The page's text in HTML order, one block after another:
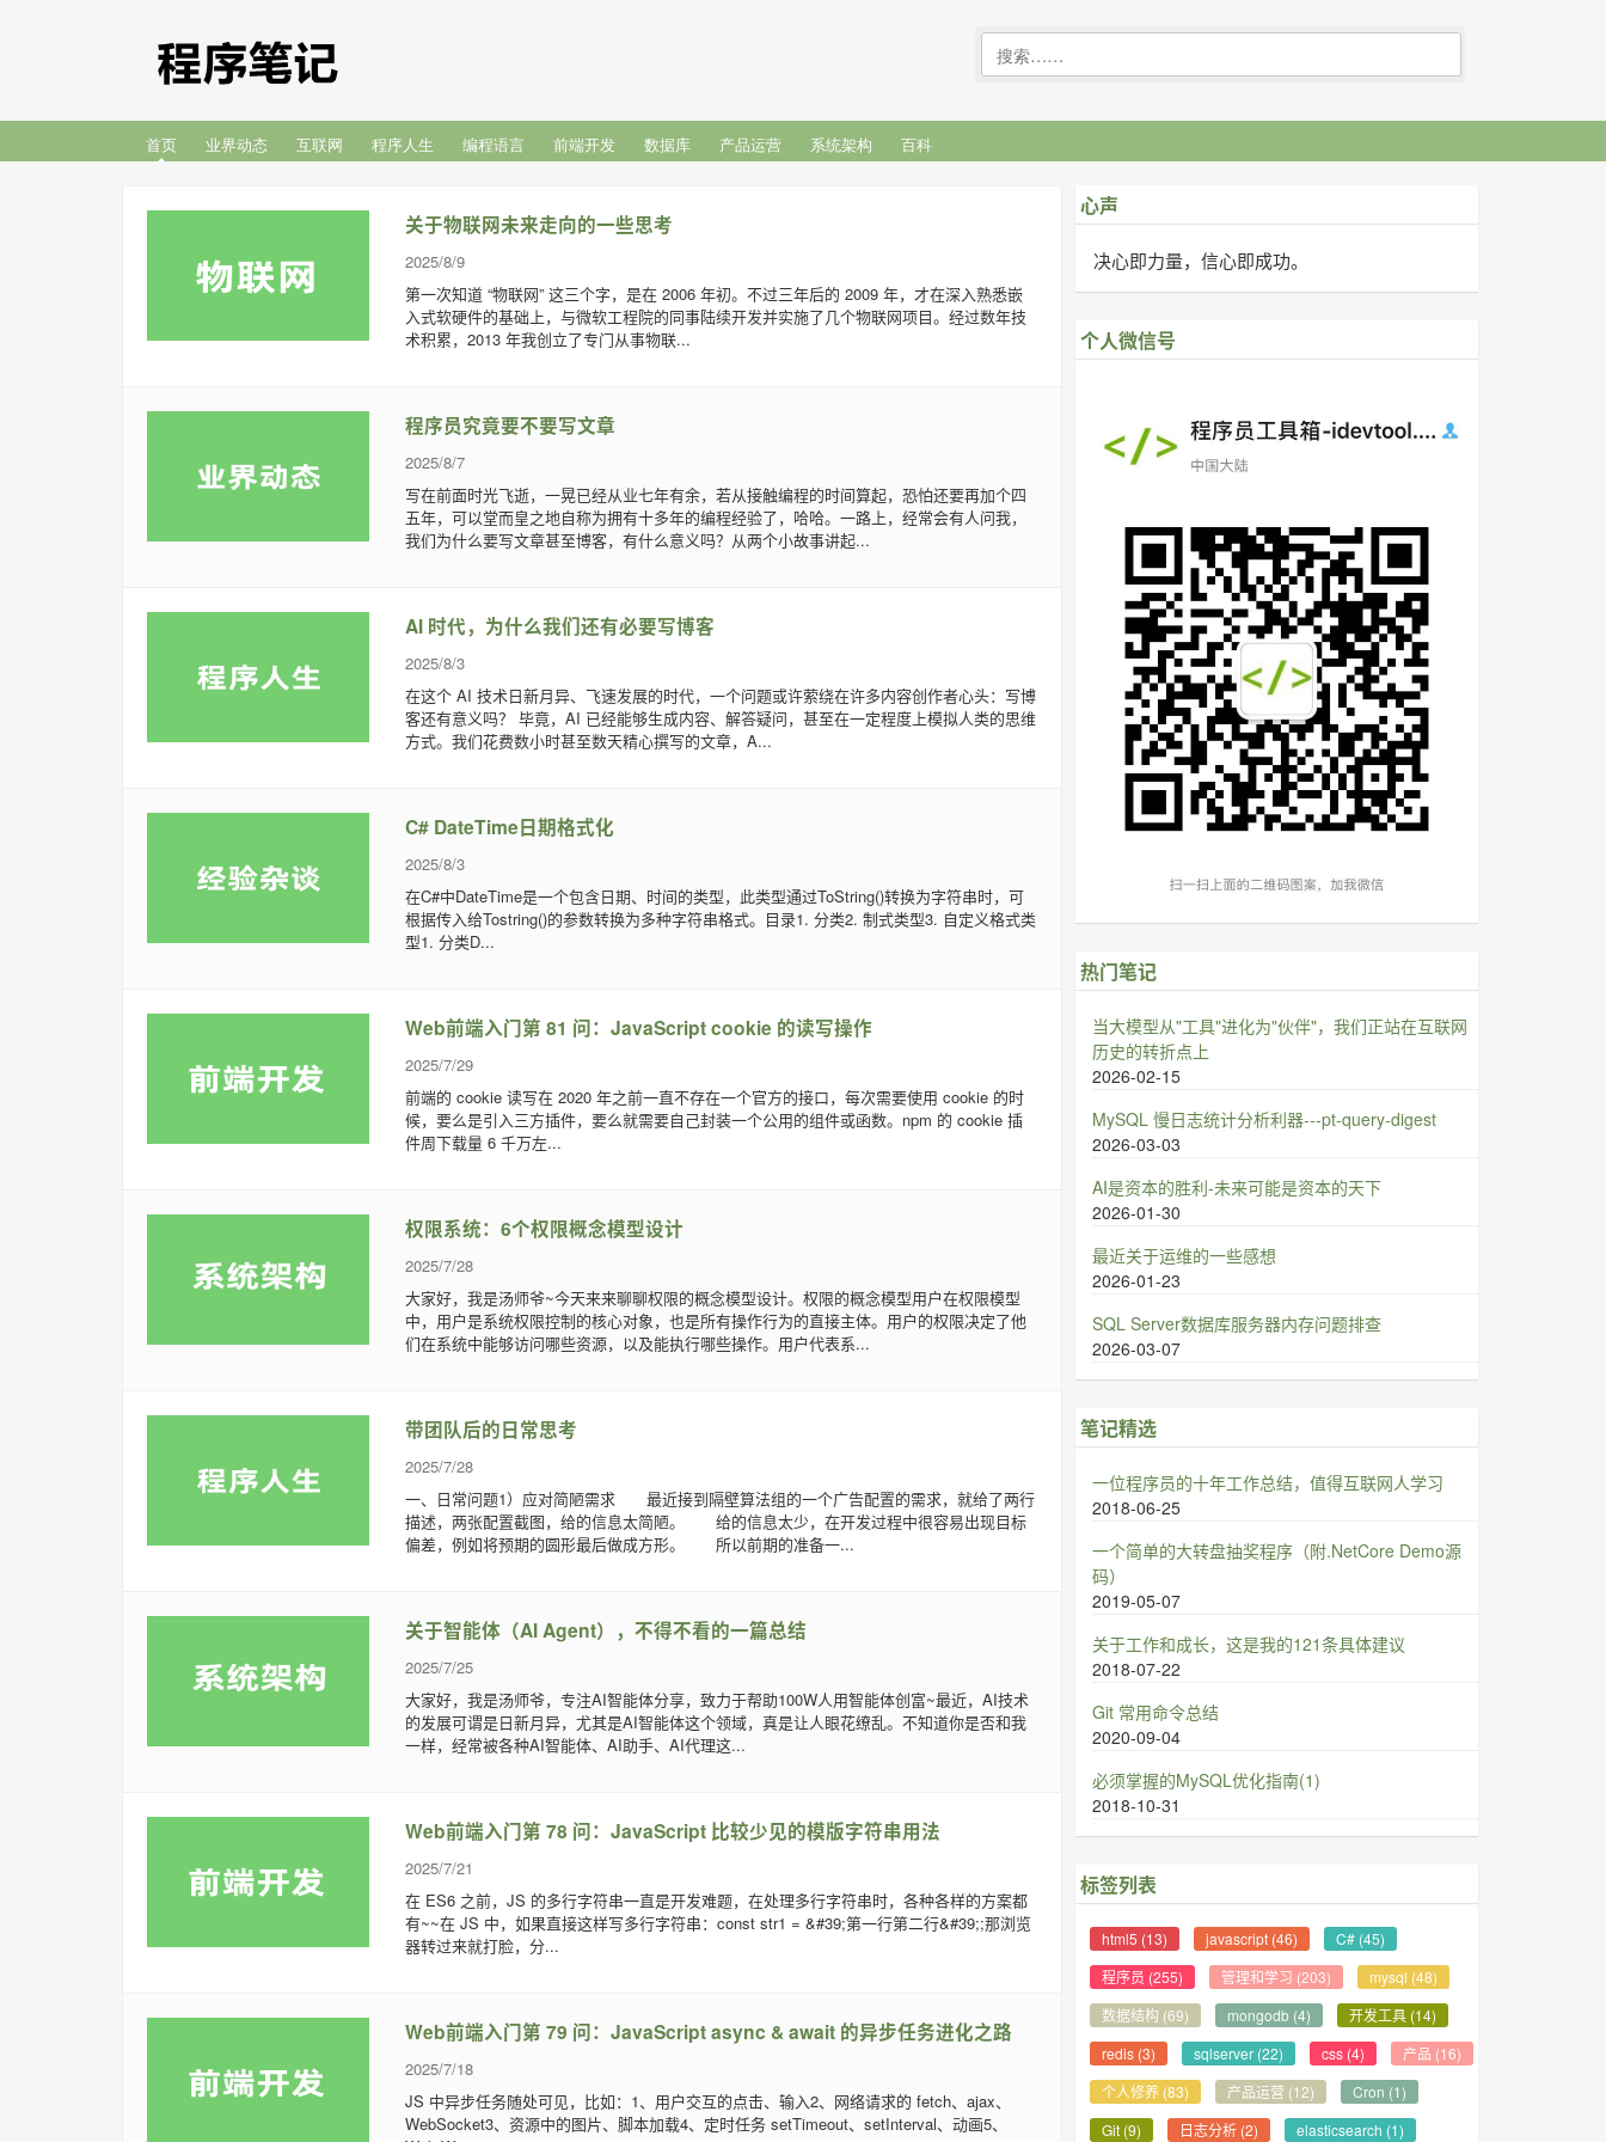
首页 业界动态 互联网 程序人生 编程语言 前端开发 数据库 产品运营 系统架构 百科
关于物联网未来走向的一些思考
2025/8/9
第一次知道 “物联网” 这三个字，是在 2006 年初。不过三年后的 2009 年，才在深入熟悉嵌
入式软硬件的基础上，与微软工程院的同事陆续开发并实施了几个物联网项目。经过数年技
术积累，2013 年我创立了专门从事物联...
程序员究竟要不要写文章
2025/8/7
写在前面时光飞逝，一晃已经从业七年有余，若从接触编程的时间算起，恐怕还要再加个四
五年，可以堂而皇之地自称为拥有十多年的编程经验了，哈哈。一路上，经常会有人问我，
我们为什么要写文章甚至博客，有什么意义吗？从两个小故事讲起...
AI 时代，为什么我们还有必要写博客
2025/8/3
在这个 AI 技术日新月异、飞速发展的时代，一个问题或许萦绕在许多内容创作者心头：写博
客还有意义吗？ 毕竟，AI 已经能够生成内容、解答疑问，甚至在一定程度上模拟人类的思维
方式。我们花费数小时甚至数天精心撰写的文章，A...
C# DateTime日期格式化
2025/8/3
在C#中DateTime是一个包含日期、时间的类型，此类型通过ToString()转换为字符串时，可
根据传入给Tostring()的参数转换为多种字符串格式。目录1. 分类2. 制式类型3. 自定义格式类
型1. 分类D...
Web前端入门第 81 问：JavaScript cookie 的读写操作
2025/7/29
前端的 cookie 读写在 2020 年之前一直不存在一个官方的接口，每次需要使用 cookie 的时
候，要么是引入三方插件，要么就需要自己封装一个公用的组件或函数。npm 的 cookie 插
件周下载量 6 千万左...
权限系统：6个权限概念模型设计
2025/7/28
大家好，我是汤师爷~今天来来聊聊权限的概念模型设计。权限的概念模型用户在权限模型
中，用户是系统权限控制的核心对象，也是所有操作行为的直接主体。用户的权限决定了他
们在系统中能够访问哪些资源，以及能执行哪些操作。用户代表系...
带团队后的日常思考
2025/7/28
一、日常问题1）应对简陋需求 最近接到隔壁算法组的一个广告配置的需求，就给了两行
描述，两张配置截图，给的信息太简陋。 给的信息太少，在开发过程中很容易出现目标
偏差，例如将预期的圆形最后做成方形。 所以前期的准备一...
关于智能体（AI Agent），不得不看的一篇总结
2025/7/25
大家好，我是汤师爷，专注AI智能体分享，致力于帮助100W人用智能体创富~最近，AI技术
的发展可谓是日新月异，尤其是AI智能体这个领域，真是让人眼花缭乱。不知道你是否和我
一样，经常被各种AI智能体、AI助手、AI代理这...
Web前端入门第 78 问：JavaScript 比较少见的模版字符串用法
2025/7/21
在 ES6 之前，JS 的多行字符串一直是开发难题，在处理多行字符串时，各种各样的方案都
有~~在 JS 中，如果直接这样写多行字符串：const str1 = &#39;第一行第二行&#39;;那浏览
器转过来就打脸，分...
Web前端入门第 79 问：JavaScript async & await 的异步任务进化之路
2025/7/18
JS 中异步任务随处可见，比如：1、用户交互的点击、输入2、网络请求的 fetch、ajax、
WebSocket3、资源中的图片、脚本加载4、定时任务 setTimeout、setInterval、动画5、
心声
决心即力量，信心即成功。
个人微信号
热门笔记
当大模型从"工具"进化为"伙伴"，我们正站在互联网
历史的转折点上
2026-02-15
MySQL 慢日志统计分析利器---pt-query-digest
2026-03-03
AI是资本的胜利-未来可能是资本的天下
2026-01-30
最近关于运维的一些感想
2026-01-23
SQL Server数据库服务器内存问题排查
2026-03-07
笔记精选
一位程序员的十年工作总结，值得互联网人学习
2018-06-25
一个简单的大转盘抽奖程序（附.NetCore Demo源
码）
2019-05-07
关于工作和成长，这是我的121条具体建议
2018-07-22
Git 常用命令总结
2020-09-04
必须掌握的MySQL优化指南(1)
2018-10-31
标签列表
html5 (13) javascript(46) C#(45)
程序员 (255) 管理和学习 (203) mysql (48)
数据结构 (69) mongodb(4) 开发工具(14)
redis(3) sqlserver(22) css(4) 产品 (16)
个人修养(83) 产品运营 (12) Cron (1)
Git(9) 日志分析(2) elasticsearch (1)